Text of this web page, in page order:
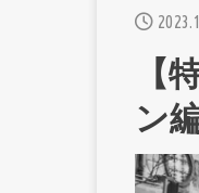
【
ン